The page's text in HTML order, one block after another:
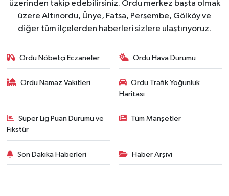
üzerinden takip edebilirsiniz. Ordu merkez başta olmak
üzere Altınordu, Ünye, Fatsa, Perşembe, Gölköy ve
diğer tüm ilçelerden haberleri sizlere ulaştırıyoruz.
Ordu Nöbetçi Eczaneler Ordu Hava Durumu
Ordu Namaz Vakitleri
Ordu Trafik Yoğunluk
Haritası
Süper Lig Puan Durumu ve
Fikstür
Tüm Manşetler
Son Dakika Haberleri Haber Arşivi